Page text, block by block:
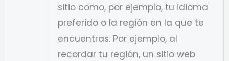
sitio como, por ejemplo, tu idioma
preferido o la región en la que te
encuentras. Por ejemplo, al
recordar tu región, un sitio web